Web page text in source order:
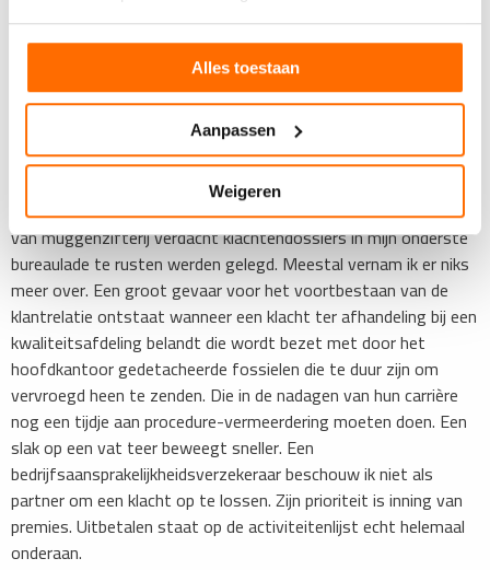
Alles toestaan
Aanpassen
Weigeren
dat jij en je organisatie hebben veroorzaakt. Dat is nog geen
oplossing, maar de klant voelt zich gehoord. En bezoek hem of
haar als het enigszins mogelijk is. Bij voorkeur met een eerste
concrete aanzet tot een oplossing of een uitleg over wat je
denkt te gaan doen.
'Een slak op een vat teer beweegt sneller'
De eerlijkheid gebiedt hier te vermelden dat van relaties die ik
van muggenzifterij verdacht klachtendossiers in mijn onderste
bureaulade te rusten werden gelegd. Meestal vernam ik er niks
meer over. Een groot gevaar voor het voortbestaan van de
klantrelatie ontstaat wanneer een klacht ter afhandeling bij een
kwaliteitsafdeling belandt die wordt bezet met door het
hoofdkantoor gedetacheerde fossielen die te duur zijn om
vervroegd heen te zenden. Die in de nadagen van hun carrière
nog een tijdje aan procedure-vermeerdering moeten doen. Een
slak op een vat teer beweegt sneller. Een
bedrijfsaansprakelijkheidsverzekeraar beschouw ik niet als
partner om een klacht op te lossen. Zijn prioriteit is inning van
premies. Uitbetalen staat op de activiteitenlijst echt helemaal
onderaan.